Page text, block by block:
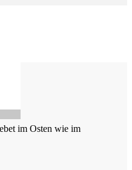
im Osten wie im